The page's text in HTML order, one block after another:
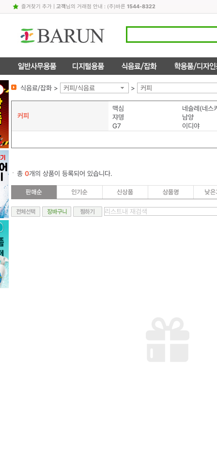
즐겨찾기 추가| 고객님의 거래점 안내 : (주)바른 1544-8322
식음료/잡화 > 커피/식음료 > 커피
커피
맥심
네슬레(네스
쟈뎅
남양
G7
이디야
총 0개의 상품이 등록되어 있습니다.